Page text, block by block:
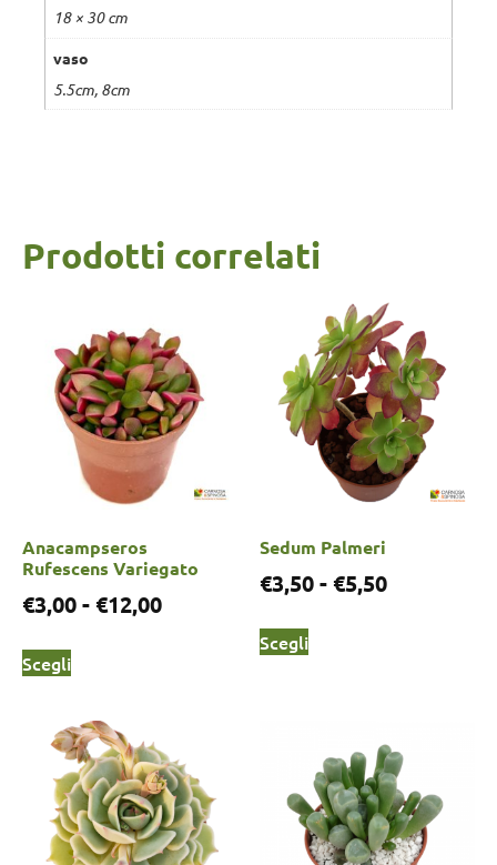
18 × 30 cm
vaso
5.5cm, 8cm
Prodotti correlati
Anacampseros
Rufescens Variegato
€3,00- €12,00
Scegli
Sedum Palmeri
€3,50- €5,50
Scegli